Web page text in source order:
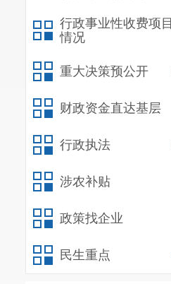
行政事业性收费项目
情况
重大决策预公开
财政资金直达基层
行政执法
涉农补贴
政策找企业
民生重点